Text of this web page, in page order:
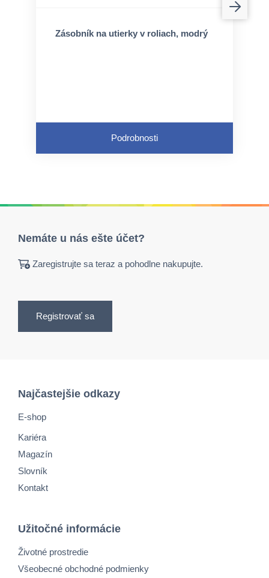
Zásobník na utierky v roliach, modrý
Podrobnosti
Nemáte u nás ešte účet?
Zaregistrujte sa teraz a pohodlne nakupujte.
Registrovať sa
Najčastejšie odkazy
E-shop
Kariéra
Magazín
Slovník
Kontakt
Užitočné informácie
Životné prostredie
Všeobecné obchodné podmienky